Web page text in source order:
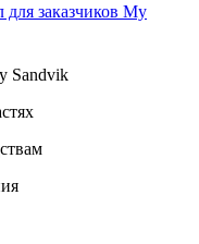
заказчиков My
Sandvik